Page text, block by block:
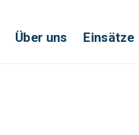
Über uns Einsätze